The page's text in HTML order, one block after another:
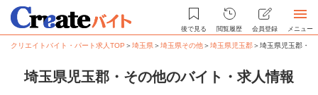
後で見る 閲覧履歴 会員登録 メニュー
クリエイトバイト・パート求人TOP ＞埼玉県＞埼玉県その他＞埼玉県児玉郡＞埼玉県児玉郡・
埼玉県児玉郡・その他のバイト・求人情報